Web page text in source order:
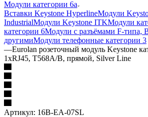
Модули категории 6а
Вставки Keystone HyperlineМодули
IndustrialМодули Keystone ITKМодули
категории 6Модули с разъёмами F-типа,
другимиМодули телефонные категории 3
—Eurolan розеточный модуль Keystone
1xRJ45, T568A/B, прямой, Silver Line
Артикул: 16B-EA-07SL